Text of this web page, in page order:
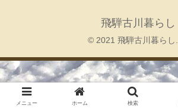
飛騨古川暮らし
© 2021 飛騨古川暮らし.
メニュー ホーム 検索